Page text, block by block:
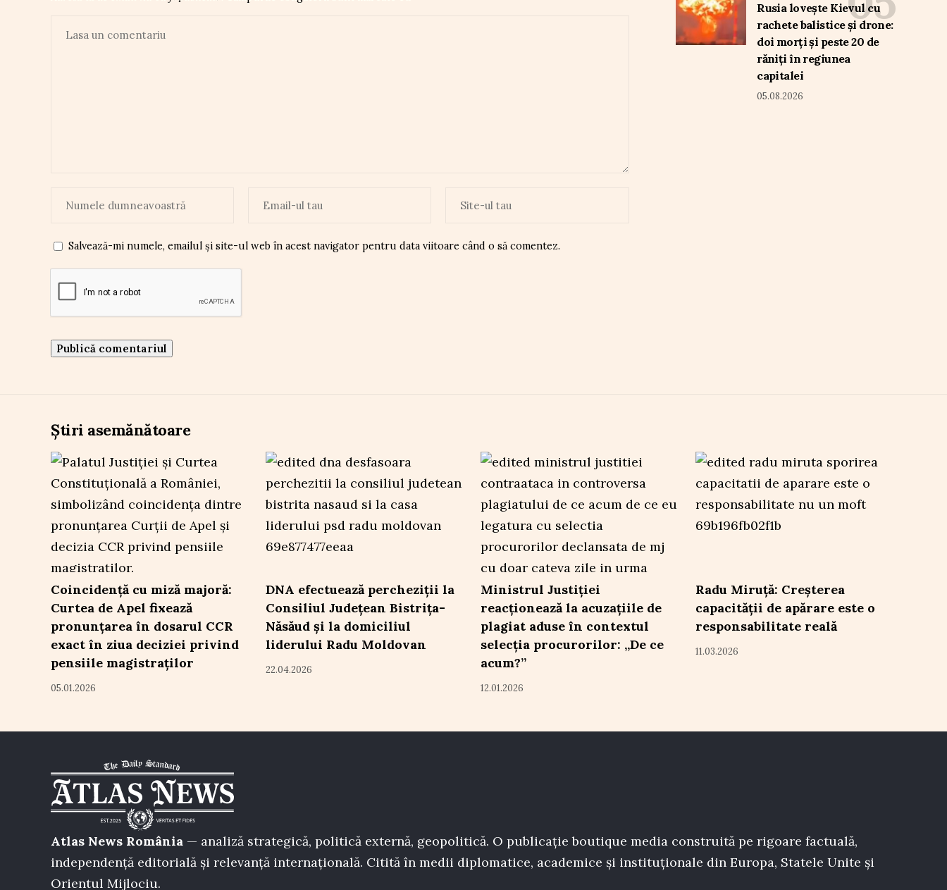
Salvează-mi numele, emailul și site-ul web în acest navigator pentru data viitoare când o să comentez.
Rusia lovește Kievul cu
rachete balistice și drone:
doi morți și peste 20 de
răniți în regiunea
capitalei
05.08.2026
Știri asemănătoare
Coincidență cu miză majoră:
Curtea de Apel fixează
pronunțarea în dosarul CCR
exact în ziua deciziei privind
pensiile magistraților
05.01.2026
DNA efectuează percheziții la
Consiliul Județean Bistrița-
Năsăud și la domiciliul
liderului Radu Moldovan
22.04.2026
Ministrul Justiției
reacționează la acuzațiile de
plagiat aduse în contextul
selecția procurorilor: „De ce
acum?”
12.01.2026
Radu Miruță: Creșterea
capacității de apărare este o
responsabilitate reală
11.03.2026
Atlas News România — analiză strategică, politică externă, geopolitică. O publicație boutique media construită pe rigoare factuală,
independență editorială și relevanță internațională. Citită în medii diplomatice, academice și instituționale din Europa, Statele Unite și
Orientul Mijlociu.